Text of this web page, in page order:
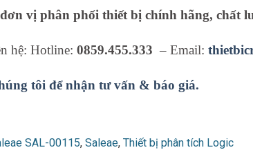
vị phân phối thiết bị chính hãng, chất
hệ: Hotline: 0859.455.333 – Email:
tôi để nhận tư vấn & báo giá.
SAL-00115, Saleae, Thiết bị phân tích Logic